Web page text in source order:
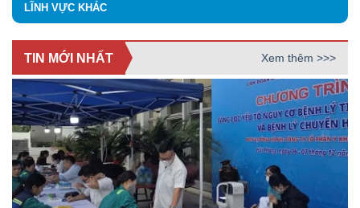
LĨNH VỰC KHÁC
TIN MỚI NHẤT Xem thêm >>>